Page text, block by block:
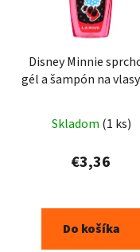
Disney Minnie
gél a šampón na vlasy
Skladom (1 ks)
€3,36
Do košíka